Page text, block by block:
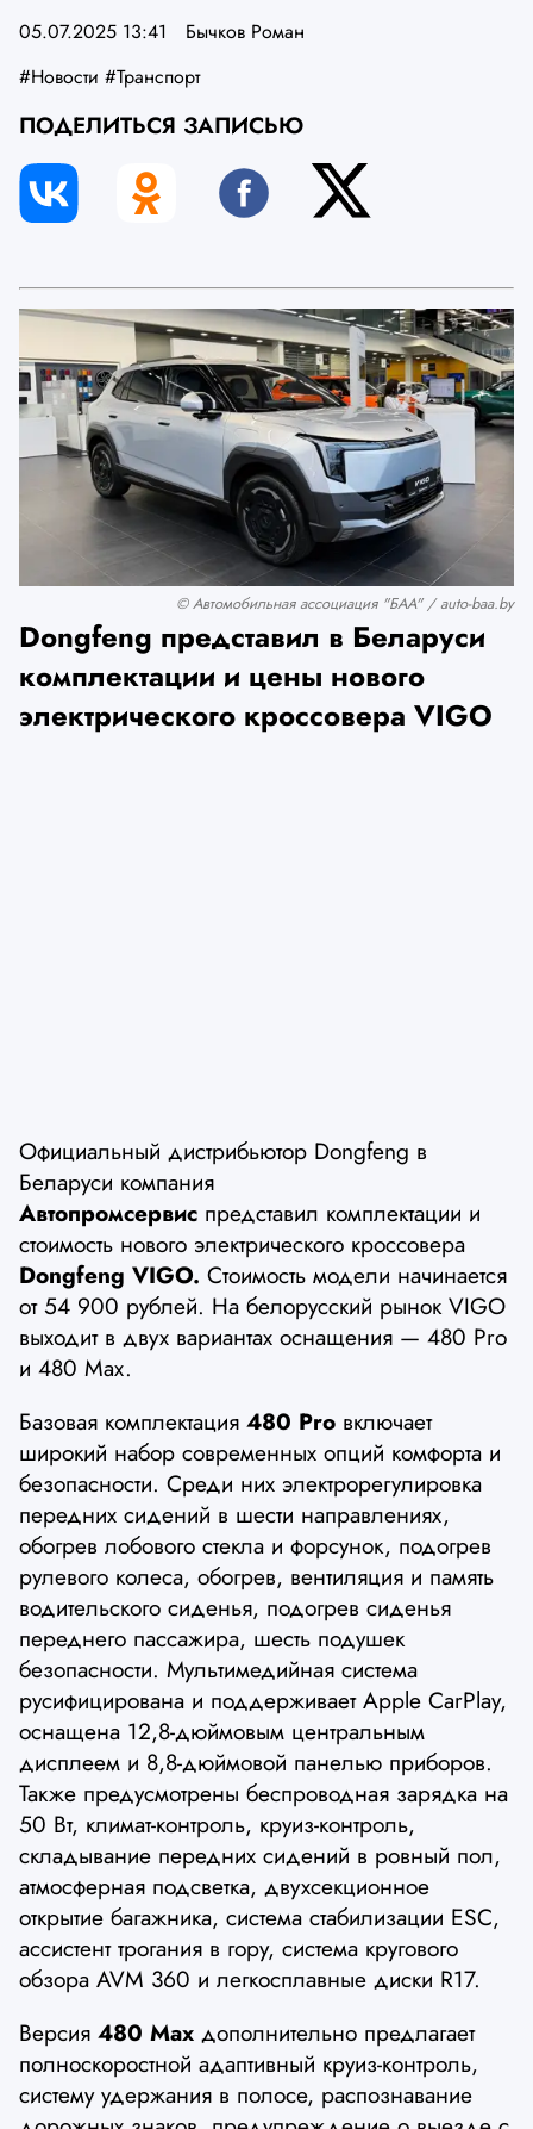
05.07.2025 13:41
Бычков Роман
#Новости #Транспорт
ПОДЕЛИТЬСЯ ЗАПИСЬЮ
© Автомобильная ассоциация "БАА" / auto-baa.by
Dongfeng представил в Беларуси
комплектации и цены нового
электрического кроссовера VIGO
Официальный дистрибьютор Dongfeng в
Беларуси компания
Автопромсервис представил комплектации и
стоимость нового электрического кроссовера
Dongfeng VIGO. Стоимость модели начинается
от 54 900 рублей. На белорусский рынок VIGO
выходит в двух вариантах оснащения — 480 Pro
и 480 Max.
Базовая комплектация 480 Pro включает
широкий набор современных опций комфорта и
безопасности. Среди них электрорегулировка
передних сидений в шести направлениях,
обогрев лобового стекла и форсунок, подогрев
рулевого колеса, обогрев, вентиляция и память
водительского сиденья, подогрев сиденья
переднего пассажира, шесть подушек
безопасности. Мультимедийная система
русифицирована и поддерживает Apple CarPlay,
оснащена 12,8-дюймовым центральным
дисплеем и 8,8-дюймовой панелью приборов.
Также предусмотрены беспроводная зарядка на
50 Вт, климат-контроль, круиз-контроль,
складывание передних сидений в ровный пол,
атмосферная подсветка, двухсекционное
открытие багажника, система стабилизации ESC,
ассистент трогания в гору, система кругового
обзора AVM 360 и легкосплавные диски R17.
Версия 480 Max дополнительно предлагает
полноскоростной адаптивный круиз-контроль,
систему удержания в полосе, распознавание